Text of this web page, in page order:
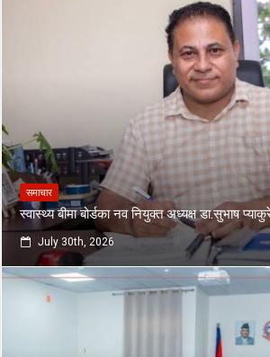
समाचार
स्वास्थ्य बीमा बोर्डका नव नियुक्त अध्यक्ष डा.सुभाष
July 30th, 2026